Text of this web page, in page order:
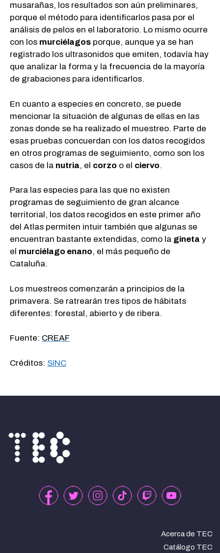
musarañas, los resultados son aún preliminares,
porque el método para identificarlos pasa por el
análisis de pelos en el laboratorio. Lo mismo ocurre
con los murciélagos porque, aunque ya se han
registrado los ultrasonidos que emiten, todavía hay
que analizar la forma y la frecuencia de la mayoría
de grabaciones para identificarlos.
En cuanto a especies en concreto, se puede
mencionar la situación de algunas de ellas en las
zonas donde se ha realizado el muestreo. Parte de
esas pruebas concuerdan con los datos recogidos
en otros programas de seguimiento, como son los
casos de la nutria, el corzo o el ciervo.
Para las especies para las que no existen
programas de seguimiento de gran alcance
territorial, los datos recogidos en este primer año
del Atlas permiten intuir también que algunas se
encuentran bastante extendidas, como la gineta y
el murciélago enano, el más pequeño de
Cataluña.
Los muestreos comenzarán a principios de la
primavera. Se ratrearán tres tipos de hábitats
diferentes: forestal, abierto y de ribera.
Fuente: CREAF
Créditos: SINC
Acerca de TEC
Catálogo TEC